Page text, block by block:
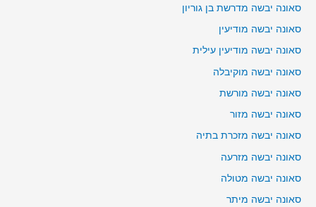
סאונה יבשה מדרשת בן גוריון
סאונה יבשה מודיעין
סאונה יבשה מודיעין עילית
סאונה יבשה מוקיבלה
סאונה יבשה מורשת
סאונה יבשה מזור
סאונה יבשה מזכרת בתיה
סאונה יבשה מזרעה
סאונה יבשה מטולה
סאונה יבשה מיתר